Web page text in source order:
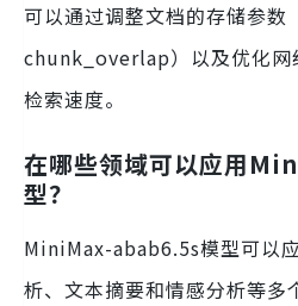
可以通过调整文档的存储参
chunk_overlap）以及优化网
检索速度。
在哪些领域可以应用
型？
MiniMax-abab6.5s模型可以
析、文本摘要和情感分析等多